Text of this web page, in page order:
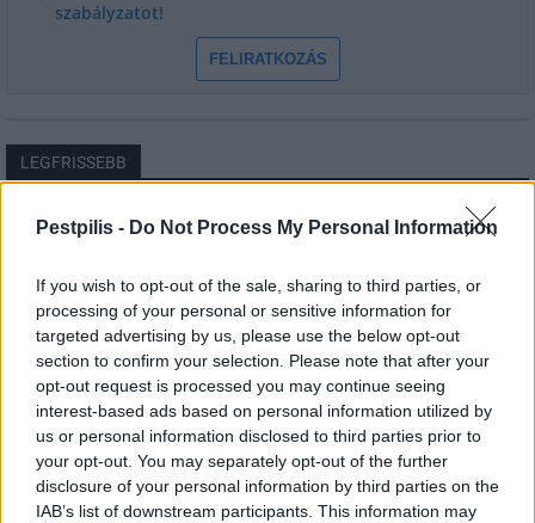
Pestpilis - Do Not Process My Personal Information
If you wish to opt-out of the sale, sharing to third parties, or
processing of your personal or sensitive information for
targeted advertising by us, please use the below opt-out
section to confirm your selection. Please note that after your
opt-out request is processed you may continue seeing
interest-based ads based on personal information utilized by
us or personal information disclosed to third parties prior to
your opt-out. You may separately opt-out of the further
disclosure of your personal information by third parties on the
IAB’s list of downstream participants. This information may
szabályzatot!
FELIRATKOZÁS
LEGFRISSEBB
Helyi
Amire többmillióan vártunk: szombattól
Pest megye
Fából épül Budakeszi új óvodája
Országos